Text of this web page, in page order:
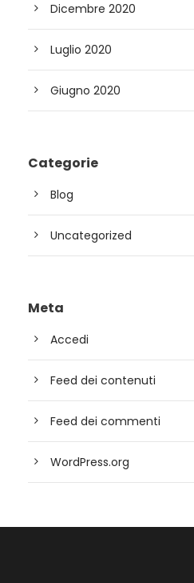
Dicembre 2020
Luglio 2020
Giugno 2020
Categorie
Blog
Uncategorized
Meta
Accedi
Feed dei contenuti
Feed dei commenti
WordPress.org